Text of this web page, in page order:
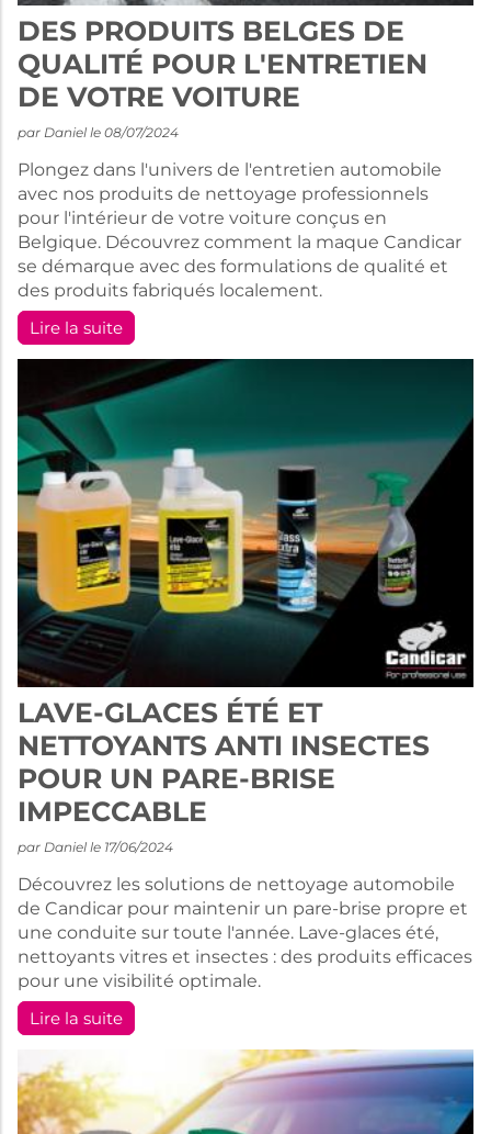
DES PRODUITS BELGES DE
QUALITÉ POUR L'ENTRETIEN
DE VOTRE VOITURE
par Daniel le 08/07/2024
Plongez dans l'univers de l'entretien automobile
avec nos produits de nettoyage professionnels
pour l'intérieur de votre voiture conçus en
Belgique. Découvrez comment la maque Candicar
se démarque avec des formulations de qualité et
des produits fabriqués localement.
Lire la suite
LAVE-GLACES ÉTÉ ET
NETTOYANTS ANTI INSECTES
POUR UN PARE-BRISE
IMPECCABLE
par Daniel le 17/06/2024
Découvrez les solutions de nettoyage automobile
de Candicar pour maintenir un pare-brise propre et
une conduite sur toute l'année. Lave-glaces été,
nettoyants vitres et insectes : des produits efficaces
pour une visibilité optimale.
Lire la suite